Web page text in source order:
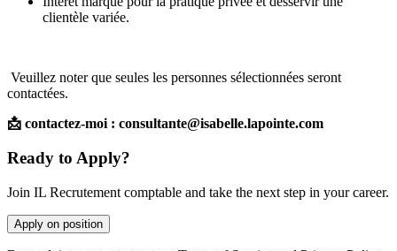
clientèle variée.
Veuillez noter que seules les personnes sélectionnées seront
contactées.
📩 contactez-moi : consultante@isabelle.lapointe.com
Ready to Apply?
Join IL Recrutement comptable and take the next step in your career.
Apply on position